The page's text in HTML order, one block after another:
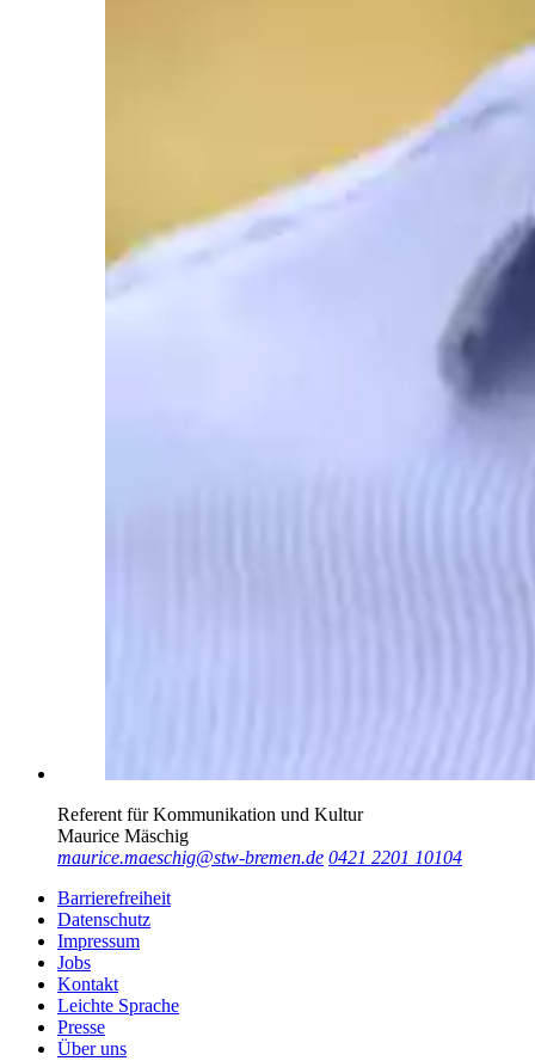
Referent für Kommunikation und Kultur
Maurice Mäschig
maurice.maeschig@stw-bremen.de 0421 2201 10104
Barrierefreiheit
Datenschutz
Impressum
Jobs
Kontakt
Leichte Sprache
Presse
Über uns